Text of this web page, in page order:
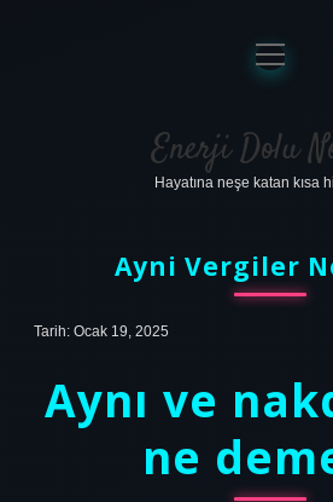
Anasayfa
Gizlilik
Yasal Uyarı
menüyü
aç
Enerji Dolu
Hayatına neşe katan kısa
Ayni Vergiler
Tarih: Ocak 19, 2025
Aynı ve
ne